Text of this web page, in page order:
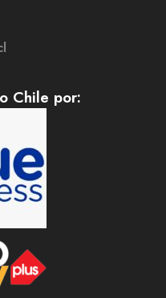
Chile por: